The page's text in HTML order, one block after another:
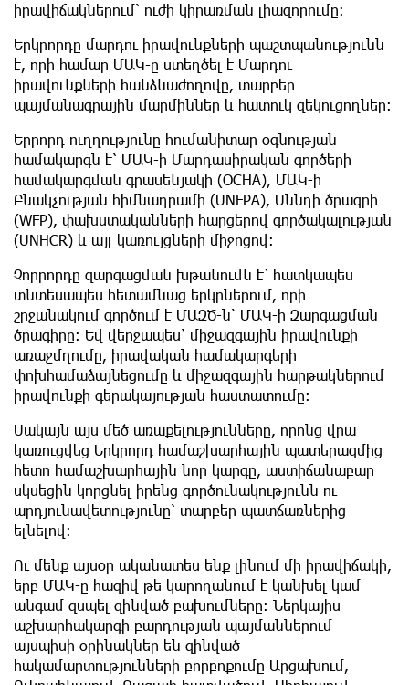
իրավիճակներում՝ ուժի կիրառման լիազորումը։
Երկրորդը մարդու իրավունքների պաշտպանությունն
է, որի համար ՄԱԿ-ը ստեղծել է Մարդու
իրավունքների հանձնաժողովը, տարբեր
պայմանագրային մարմիններ և հատուկ զեկուցողներ։
Երրորդ ուղղությունը հումանիտար օգնության
համակարգն է՝ ՄԱԿ-ի Մարդասիրական գործերի
համակարգման գրասենյակի (OCHA), ՄԱԿ-ի
Բնակչության հիմնադրամի (UNFPA), Սննդի ծրագրի
(WFP), փախստականների հարցերով գործակալության
(UNHCR) և այլ կառույցների միջոցով։
Չորրորդը զարգացման խթանումն է՝ հատկապես
տնտեսապես հետամնաց երկրներում, որի
շրջանակում գործում է ՄԱԶԾ-ն՝ ՄԱԿ-ի Զարգացման
ծրագիրը։ Եվ վերջապես՝ միջազգային իրավունքի
առաջմղումը, իրավական համակարգերի
փոխհամաձայնեցումը և միջազգային հարթակներում
իրավունքի գերակայության հաստատումը։
Սակայն այս մեծ առաքելությունները, որոնց վրա
կառուցվեց Երկրորդ համաշխարհային պատերազմից
հետո համաշխարհային նոր կարգը, աստիճանաբար
սկսեցին կորցնել իրենց գործունակությունն ու
արդյունավետությունը՝ տարբեր պատճառներից
ելնելով։
Ու մենք այսօր ականատես ենք լինում մի իրավիճակի,
երբ ՄԱԿ-ը հազիվ թե կարողանում է կանխել կամ
անգամ զսպել զինված բախումները։ Ներկայիս
աշխարհակարգի բարդության պայմաններում
այսպիսի օրինակներ են զինված
հակամարտությունների բորբոքումը Արցախում,